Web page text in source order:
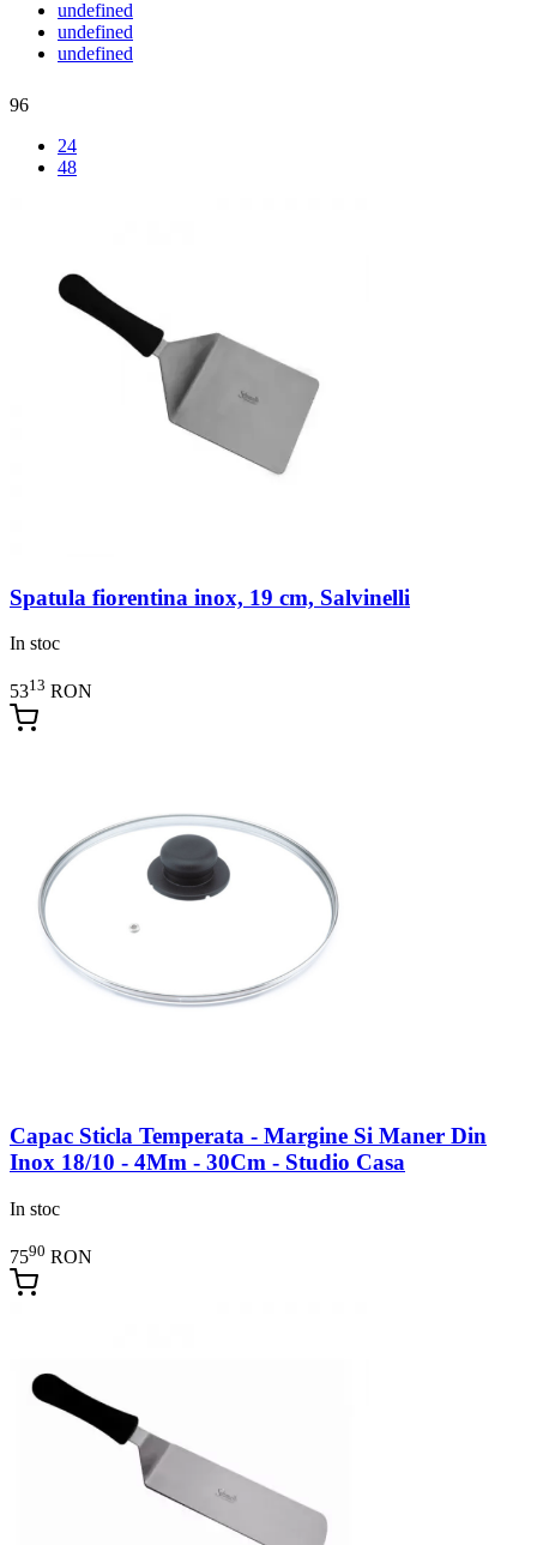
undefined
undefined
undefined
96
24
48
Spatula fiorentina inox, 19 cm, Salvinelli
In stoc
5313 RON
Capac Sticla Temperata - Margine Si Maner Din
Inox 18/10 - 4Mm - 30Cm - Studio Casa
In stoc
7590 RON